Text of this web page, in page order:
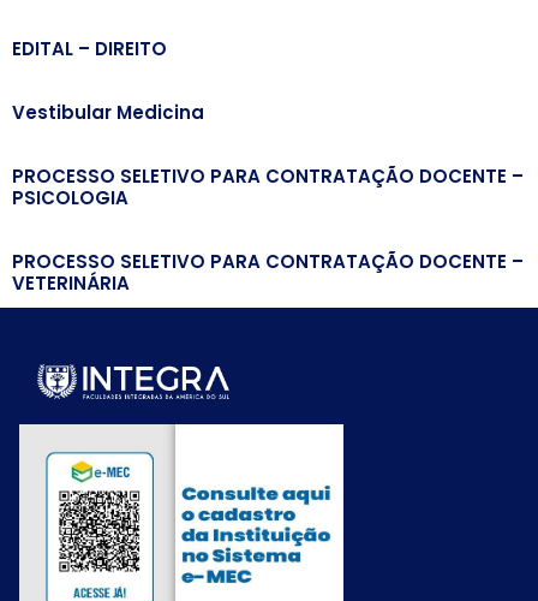
EDITAL – DIREITO
Vestibular Medicina
PROCESSO SELETIVO PARA CONTRATAÇÃO DOCENTE –
PSICOLOGIA
PROCESSO SELETIVO PARA CONTRATAÇÃO DOCENTE –
VETERINÁRIA